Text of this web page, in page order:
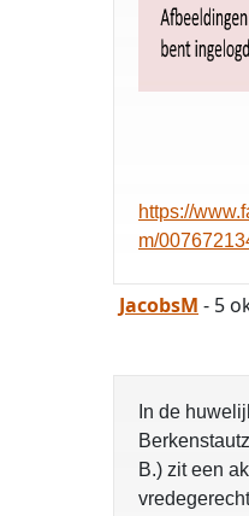
https://
m/
JacobsM - 5
In de
B.) zit een